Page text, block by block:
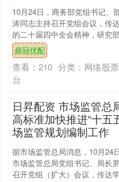
10月24日，商务部党组书记、
涛同志主持召开党组会议，传
的二十届四中全会精神，研究
贯彻工作。在京党组同志参加会
议强调，要全面准确把....
鼎冠优配
查看： 210 分类： 网络股
台
日昇配资 市场监管总
高标准加快推进“十五
场监管规划编制工作
据市场监管总局消息，10月24
市场监管总局党组书记、局长
召开党组（扩大）会议，传达